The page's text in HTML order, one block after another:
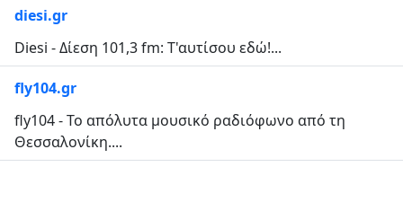
diesi.gr
Diesi - Δίεση 101,3 fm: Τ'αυτίσου εδώ!...
fly104.gr
fly104 - Το απόλυτα μουσικό ραδιόφωνο από τη
Θεσσαλονίκη....